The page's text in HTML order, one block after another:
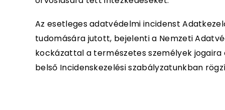
Az esetleges adatvédelmi incidenst
tudomására jutott, bejelenti a Nemzeti
kockázattal a természetes személyek jogaira
belső Incidenskezelési szabályzatunkban